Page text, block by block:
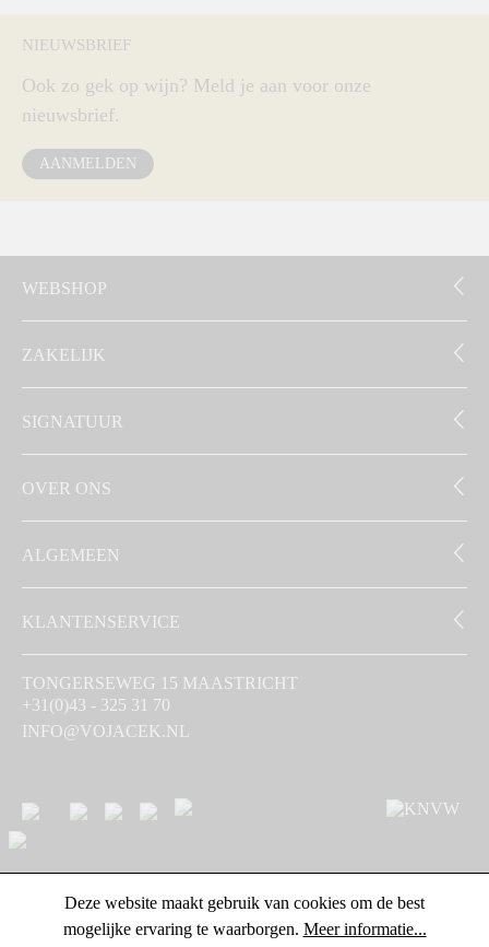
NIEUWSBRIEF
Ook zo gek op wijn? Meld je aan voor onze
nieuwsbrief.
AANMELDEN
WEBSHOP
ZAKELIJK
SIGNATUUR
OVER ONS
ALGEMEEN
KLANTENSERVICE
TONGERSEWEG 15 MAASTRICHT
+31(0)43 - 325 31 70
INFO@VOJACEK.NL
Deze website maakt gebruik van cookies om de best
mogelijke ervaring te waarborgen. Meer informatie...